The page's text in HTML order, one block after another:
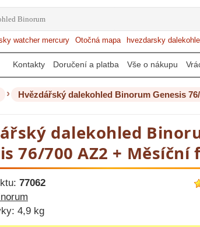
watcher mercury Otočná mapa hvezdarsky
Kontakty Doručení a platba Vše o nákupu
› Hvězdářský dalekohled Binorum Genesis
dalekohled
76/700 AZ2 +
77062
4,9 kg